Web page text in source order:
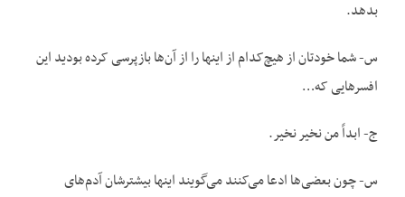
بدهد.
س- شما خودتان از هیچ‌کدام از اینها را از آن‌ها بازپرسی کرده بودید این
افسرهایی که…
ج- ابداً من نخیر نخیر.
س- چون بعضی‌ها ادعا می‌کنند می‌گویند اینها بیشترشان آدم‌های